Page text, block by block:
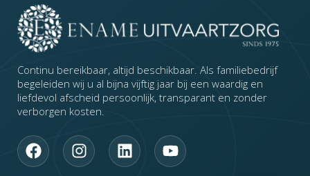
Continu bereikbaar, altijd beschikbaar. Als familiebedrijf
begeleiden wij u al bijna vijftig jaar bij een waardig en
liefdevol afscheid persoonlijk, transparant en zonder
verborgen kosten.
F
a
I
n
L
i
Y
o